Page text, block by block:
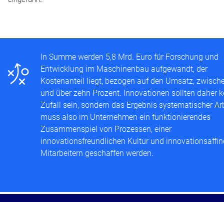
n
In Summe werden 5,8 Mrd. Euro für Forschung und
Entwicklung im Maschinenbau aufgewandt, der
Kostenanteil liegt, bezogen auf den Umsatz,
und über zehn Prozent. Innovationen sollten daher
Zufall sein, sondern das Ergebnis systematischer
muss also im Unternehmen ein funktionierendes
Zusammenspiel von Prozessen, einer
innovationsfreundlichen Kultur und
Mitarbeitern geschaffen werden.